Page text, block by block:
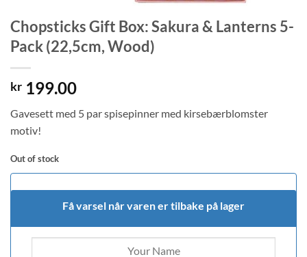
Chopsticks Gift Box: Sakura & Lanterns 5-
Pack (22,5cm, Wood)
kr 199.00
Gavesett med 5 par spisepinner med kirsebærblomster
motiv!
Out of stock
Få varsel når varen er tilbake på lager